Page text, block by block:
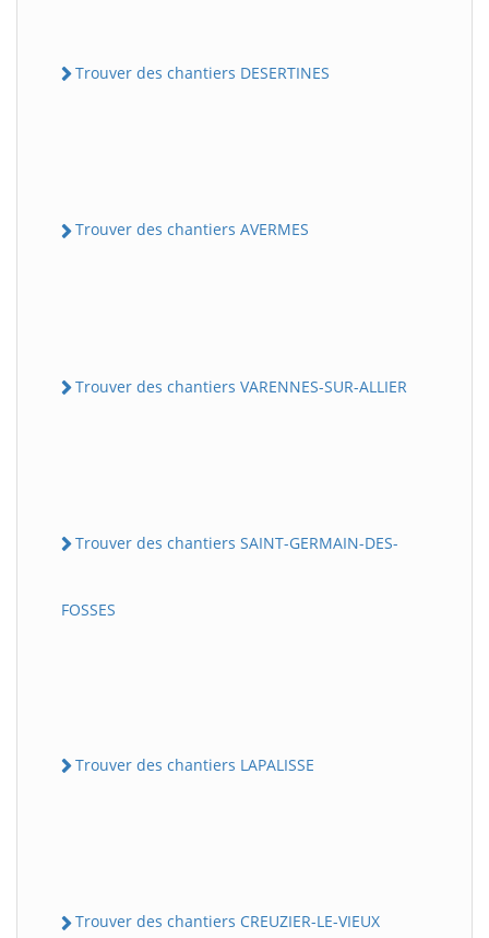
Trouver des chantiers DESERTINES
Trouver des chantiers AVERMES
Trouver des chantiers VARENNES-SUR-ALLIER
Trouver des chantiers SAINT-GERMAIN-DES-
FOSSES
Trouver des chantiers LAPALISSE
Trouver des chantiers CREUZIER-LE-VIEUX